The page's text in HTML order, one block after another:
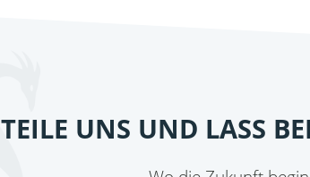
TEILE UNS UND LASS